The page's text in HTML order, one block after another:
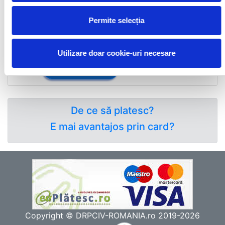
Permite selecția
Utilizare doar cookie-uri necesare
Plată SMS:10 €
*tarif total: 10,10 € + TVA(21.00%)
Activează acum Am plătit deja
De ce să platesc?
E mai avantajos prin card?
Copyright © DRPCIV-ROMANIA.ro 2019-2026